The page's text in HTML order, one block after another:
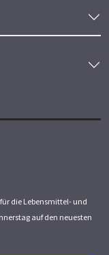
die Lebensmittel- und
auf den neuesten